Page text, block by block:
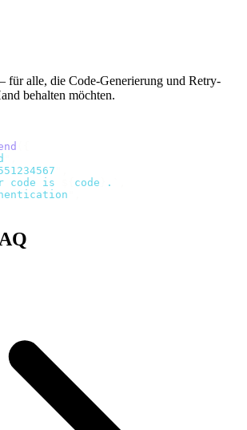
für alle, die Code-Generierung und Retry-
behalten möchten.
code is code .